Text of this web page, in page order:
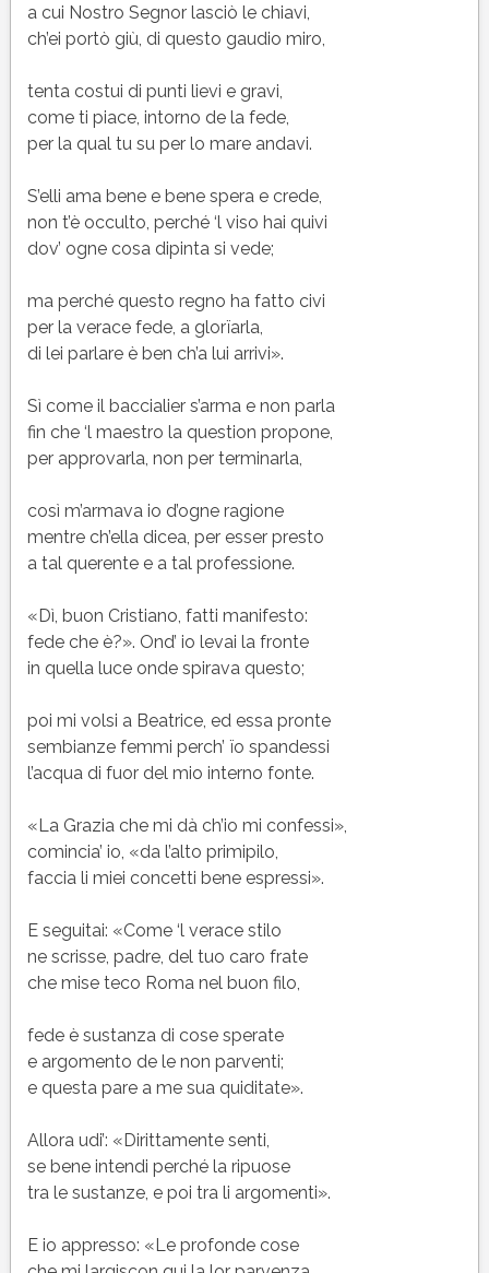
a cui Nostro Segnor lasciò le chiavi,
ch’ei portò giù, di questo gaudio miro,
tenta costui di punti lievi e gravi,
come ti piace, intorno de la fede,
per la qual tu su per lo mare andavi.
S’elli ama bene e bene spera e crede,
non t’è occulto, perché ‘l viso hai quivi
dov’ ogne cosa dipinta si vede;
ma perché questo regno ha fatto civi
per la verace fede, a glorïarla,
di lei parlare è ben ch’a lui arrivi».
Sì come il baccialier s’arma e non parla
fin che ‘l maestro la question propone,
per approvarla, non per terminarla,
così m’armava io d’ogne ragione
mentre ch’ella dicea, per esser presto
a tal querente e a tal professione.
«Dì, buon Cristiano, fatti manifesto:
fede che è?». Ond’ io levai la fronte
in quella luce onde spirava questo;
poi mi volsi a Beatrice, ed essa pronte
sembianze femmi perch’ ïo spandessi
l’acqua di fuor del mio interno fonte.
«La Grazia che mi dà ch’io mi confessi»,
comincia’ io, «da l’alto primipilo,
faccia li miei concetti bene espressi».
E seguitai: «Come ‘l verace stilo
ne scrisse, padre, del tuo caro frate
che mise teco Roma nel buon filo,
fede è sustanza di cose sperate
e argomento de le non parventi;
e questa pare a me sua quiditate».
Allora udi’: «Dirittamente senti,
se bene intendi perché la ripuose
tra le sustanze, e poi tra li argomenti».
E io appresso: «Le profonde cose